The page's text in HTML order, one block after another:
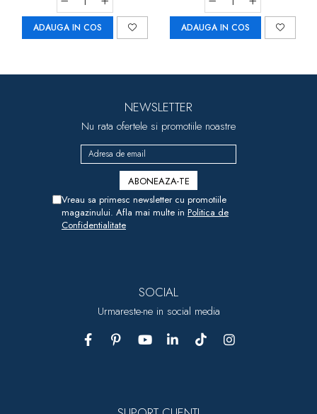
ADAUGA IN COS ADAUGA IN COS
NEWSLETTER
Nu rata ofertele si promotiile noastre
Vreau sa primesc newsletter cu promotiile
magazinului. Afla mai multe in Politica de
Confidentialitate
SOCIAL
Urmareste-ne in social media